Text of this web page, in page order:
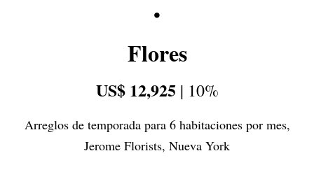
•
Flores
US$ 12,925| 10%
Arreglos de temporada para 6 habitaciones por mes,
Jerome Florists, Nueva York